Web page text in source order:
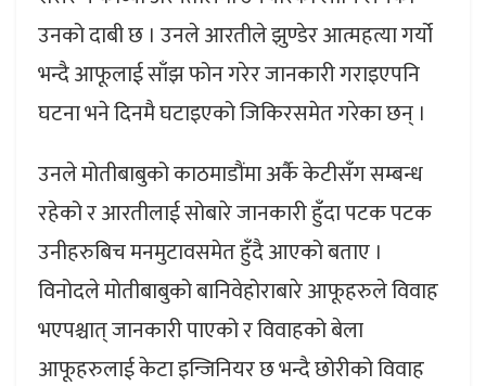
उनको दाबी छ । उनले आरतीले झुण्डेर आत्महत्या गर्यो
भन्दै आफूलाई साँझ फोन गरेर जानकारी गराइएपनि
घटना भने दिनमै घटाइएको जिकिरसमेत गरेका छन् ।
उनले मोतीबाबुको काठमाडौंमा अर्कै केटीसँग सम्बन्ध
रहेको र आरतीलाई सोबारे जानकारी हुँदा पटक पटक
उनीहरुबिच मनमुटावसमेत हुँदै आएको बताए ।
विनोदले मोतीबाबुको बानिवेहोराबारे आफूहरुले विवाह
भएपश्चात् जानकारी पाएको र विवाहको बेला
आफूहरुलाई केटा इन्जिनियर छ भन्दै छोरीको विवाह